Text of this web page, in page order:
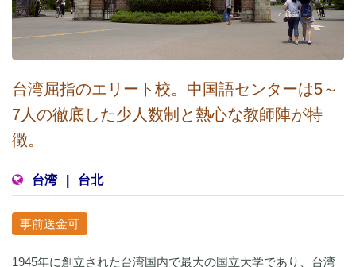
台湾屈指のエリート校。中国語センターは5～
7人の徹底した少人数制と熱心な教師陣が特
徴。
台湾 台北
事前送金可
1945年に創立された台湾国内で最大の国立大学であり、台湾